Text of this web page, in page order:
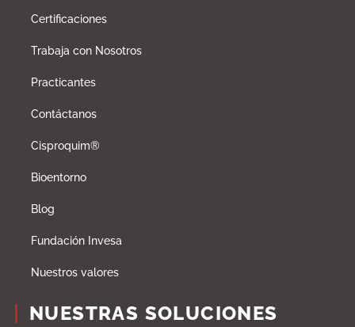
Certificaciones
Trabaja con Nosotros
Practicantes
Contáctanos
Cisproquim®
Bioentorno
Blog
Fundación Invesa
Nuestros valores
NUESTRAS SOLUCIONES